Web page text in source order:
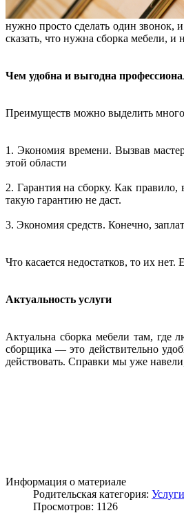
нужно просто сделать один звонок,
сказать, что нужна сборка мебели,
Чем удобна и выгодна
Преимуществ можно выделить
1. Экономия времени. Вызвав
этой области
2. Гарантия на сборку. Как
такую гарантию не даст.
3. Экономия средств. Конечно,
Что касается недостатков, то их
Актуальность услуги
Актуальна сборка мебели там, где
сборщика — это действительно
действовать. Справки мы уже
Информация о материале
Родительская категория:
Просмотров: 1126